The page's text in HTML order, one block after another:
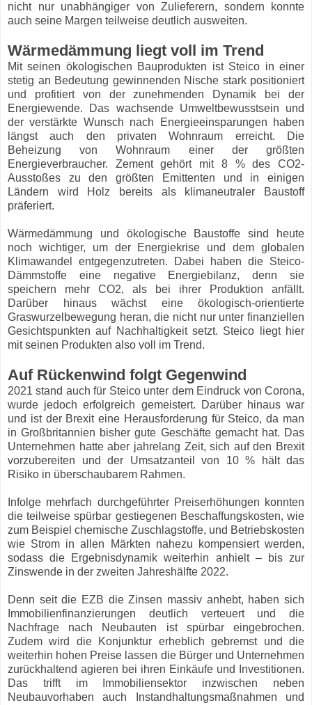
nicht nur unabhängiger von Zulieferern, sondern konnte
auch seine Margen teilweise deutlich ausweiten.
Wärmedämmung liegt voll im Trend
Mit seinen ökologischen Bauprodukten ist Steico in einer
stetig an Bedeutung gewinnenden Nische stark positioniert
und profitiert von der zunehmenden Dynamik bei der
Energiewende. Das wachsende Umweltbewusstsein und
der verstärkte Wunsch nach Energieeinsparungen haben
längst auch den privaten Wohnraum erreicht. Die
Beheizung von Wohnraum einer der größten
Energieverbraucher. Zement gehört mit 8 % des CO2-
Ausstoßes zu den größten Emittenten und in einigen
Ländern wird Holz bereits als klimaneutraler Baustoff
präferiert.
Wärmedämmung und ökologische Baustoffe sind heute
noch wichtiger, um der Energiekrise und dem globalen
Klimawandel entgegenzutreten. Dabei haben die Steico-
Dämmstoffe eine negative Energiebilanz, denn sie
speichern mehr CO2, als bei ihrer Produktion anfällt.
Darüber hinaus wächst eine ökologisch-orientierte
Graswurzelbewegung heran, die nicht nur unter finanziellen
Gesichtspunkten auf Nachhaltigkeit setzt. Steico liegt hier
mit seinen Produkten also voll im Trend.
Auf Rückenwind folgt Gegenwind
2021 stand auch für Steico unter dem Eindruck von Corona,
wurde jedoch erfolgreich gemeistert. Darüber hinaus war
und ist der Brexit eine Herausforderung für Steico, da man
in Großbritannien bisher gute Geschäfte gemacht hat. Das
Unternehmen hatte aber jahrelang Zeit, sich auf den Brexit
vorzubereiten und der Umsatzanteil von 10 % hält das
Risiko in überschaubarem Rahmen.
Infolge mehrfach durchgeführter Preiserhöhungen konnten
die teilweise spürbar gestiegenen Beschaffungskosten, wie
zum Beispiel chemische Zuschlagstoffe, und Betriebskosten
wie Strom in allen Märkten nahezu kompensiert werden,
sodass die Ergebnisdynamik weiterhin anhielt – bis zur
Zinswende in der zweiten Jahreshälfte 2022.
Denn seit die EZB die Zinsen massiv anhebt, haben sich
Immobilienfinanzierungen deutlich verteuert und die
Nachfrage nach Neubauten ist spürbar eingebrochen.
Zudem wird die Konjunktur erheblich gebremst und die
weiterhin hohen Preise lassen die Bürger und Unternehmen
zurückhaltend agieren bei ihren Einkäufe und Investitionen.
Das trifft im Immobiliensektor inzwischen neben
Neubauvorhaben auch Instandhaltungsmaßnahmen und